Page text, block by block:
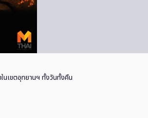
นเขตอุทยานฯ ทั้งวันทั้งคืน